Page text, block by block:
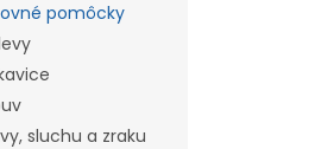
pomôcky
sluchu a zraku